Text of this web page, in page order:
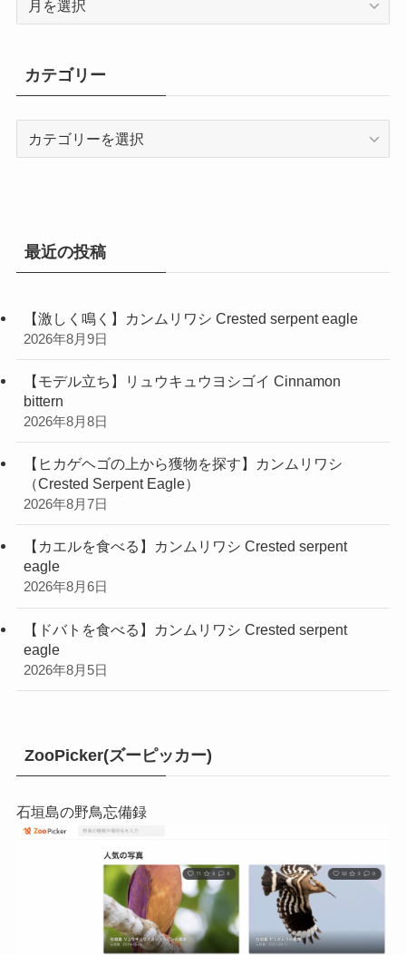
ブ
カテゴリー
最近の投稿
【激しく鳴く】カンムリワシ Crested serpent eagle
2026年8月9日
【モデル立ち】リュウキュウヨシゴイ Cinnamon
bittern
2026年8月8日
【ヒカゲヘゴの上から獲物を探す】カンムリワシ
（Crested Serpent Eagle）
2026年8月7日
【カエルを食べる】カンムリワシ Crested serpent
eagle
2026年8月6日
【ドバトを食べる】カンムリワシ Crested serpent
eagle
2026年8月5日
ZooPicker(ズーピッカー)
石垣島の野鳥忘備録